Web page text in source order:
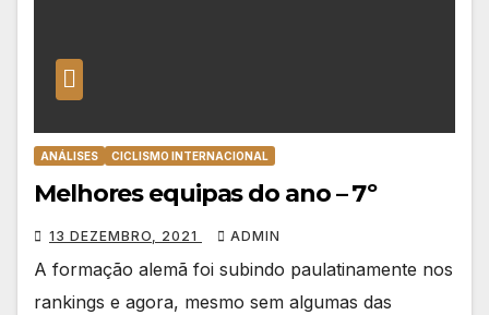
ANÁLISES CICLISMO INTERNACIONAL
Melhores equipas do ano – 7º
13 DEZEMBRO, 2021 ADMIN
A formação alemã foi subindo paulatinamente nos
rankings e agora, mesmo sem algumas das